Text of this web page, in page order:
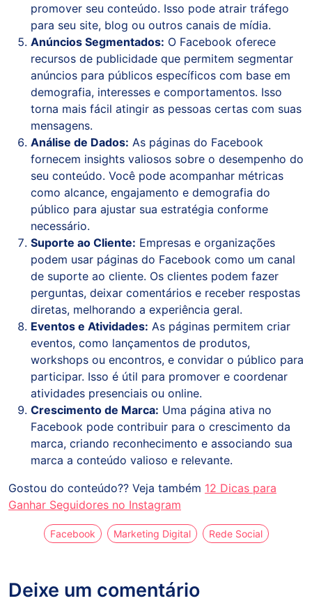
promover seu conteúdo. Isso pode atrair tráfego
para seu site, blog ou outros canais de mídia.
Anúncios Segmentados: O Facebook oferece
recursos de publicidade que permitem segmentar
anúncios para públicos específicos com base em
demografia, interesses e comportamentos. Isso
torna mais fácil atingir as pessoas certas com suas
mensagens.
Análise de Dados: As páginas do Facebook
fornecem insights valiosos sobre o desempenho do
seu conteúdo. Você pode acompanhar métricas
como alcance, engajamento e demografia do
público para ajustar sua estratégia conforme
necessário.
Suporte ao Cliente: Empresas e organizações
podem usar páginas do Facebook como um canal
de suporte ao cliente. Os clientes podem fazer
perguntas, deixar comentários e receber respostas
diretas, melhorando a experiência geral.
Eventos e Atividades: As páginas permitem criar
eventos, como lançamentos de produtos,
workshops ou encontros, e convidar o público para
participar. Isso é útil para promover e coordenar
atividades presenciais ou online.
Crescimento de Marca: Uma página ativa no
Facebook pode contribuir para o crescimento da
marca, criando reconhecimento e associando sua
marca a conteúdo valioso e relevante.
Gostou do conteúdo?? Veja também 12 Dicas para
Ganhar Seguidores no Instagram
Facebook Marketing Digital Rede Social
Deixe um comentário